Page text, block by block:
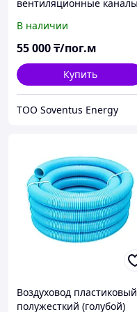
вентиляционные
полипропилена
В наличии
55 000₸/пог.м
Купить
ТОО Soventus Energy
Воздуховод пластиковый
полужесткий (голубой)